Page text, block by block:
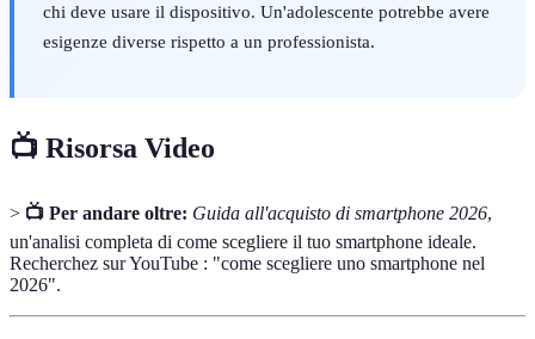
chi deve usare il dispositivo. Un'adolescente potrebbe avere
esigenze diverse rispetto a un professionista.
📺 Risorsa Video
> 📺 Per andare oltre: Guida all'acquisto di smartphone 2026,
un'analisi completa di come scegliere il tuo smartphone ideale.
Recherchez sur YouTube : "come scegliere uno smartphone nel
2026".